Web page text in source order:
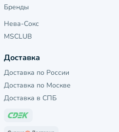
Бренды
Нева-Сокс
MSCLUB
Доставка
Доставка по России
Доставка по Москве
Доставка в СПБ